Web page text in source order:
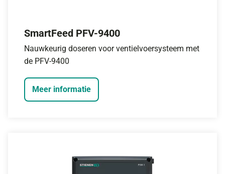
SmartFeed PFV-9400
Nauwkeurig doseren voor ventielvoersysteem met
de PFV-9400
Meer informatie